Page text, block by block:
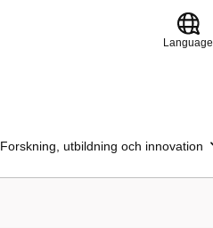
Language
Forskning, utbildning och innovation